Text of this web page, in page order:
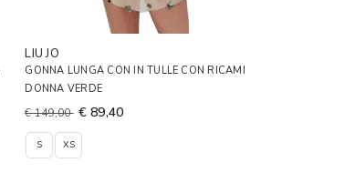
LIU JO
GONNA LUNGA CON IN TULLE CON RICAMI
DONNA VERDE
€ 149,00 € 89,40
S XS